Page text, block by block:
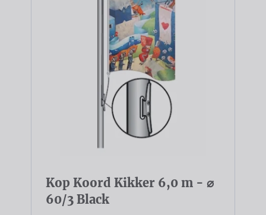
Kop Koord Kikker 6,0 m - ⌀
60/3 Black